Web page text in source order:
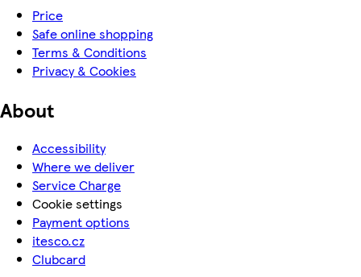
Price
Safe online shopping
Terms & Conditions
Privacy & Cookies
About
Accessibility
Where we deliver
Service Charge
Cookie settings
Payment options
itesco.cz
Clubcard